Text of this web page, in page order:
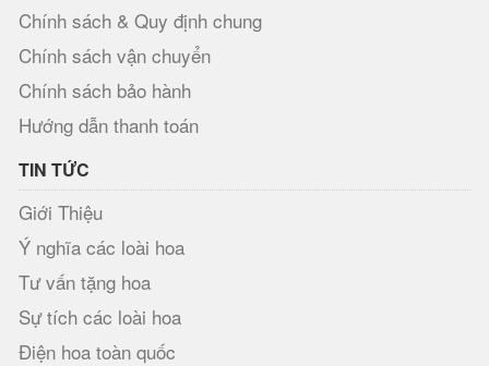
Chính sách & Quy định chung
Chính sách vận chuyển
Chính sách bảo hành
Hướng dẫn thanh toán
TIN TỨC
Giới Thiệu
Ý nghĩa các loài hoa
Tư vấn tặng hoa
Sự tích các loài hoa
Điện hoa toàn quốc